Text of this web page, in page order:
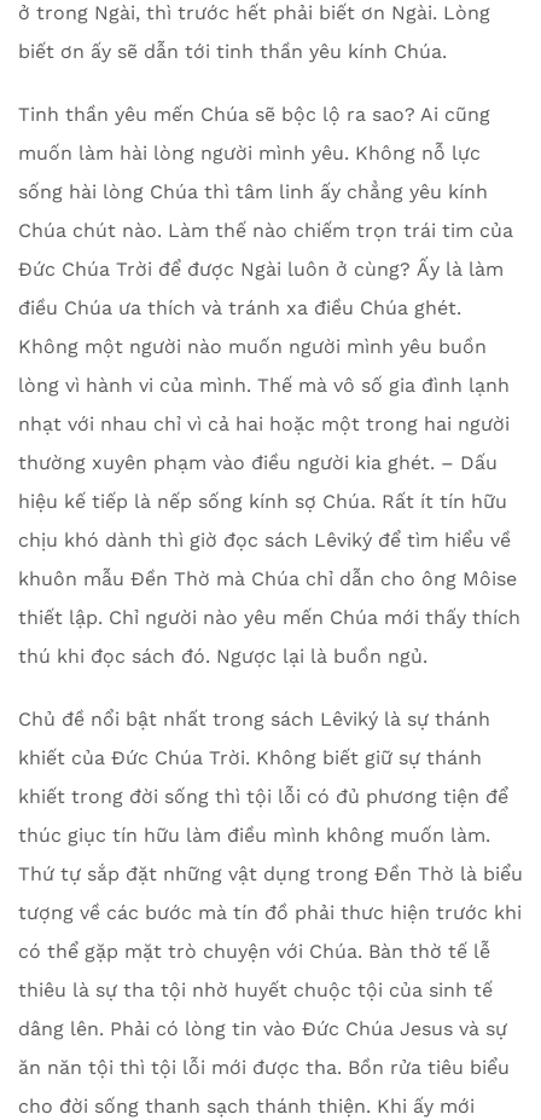
ở trong Ngài, thì trước hết phải biết ơn Ngài. Lòng
biết ơn ấy sẽ dẫn tới tinh thần yêu kính Chúa.
Tinh thần yêu mến Chúa sẽ bộc lộ ra sao? Ai cũng
muốn làm hài lòng người mình yêu. Không nỗ lực
sống hài lòng Chúa thì tâm linh ấy chẳng yêu kính
Chúa chút nào. Làm thế nào chiếm trọn trái tim của
Đức Chúa Trời để được Ngài luôn ở cùng? Ấy là làm
điều Chúa ưa thích và tránh xa điều Chúa ghét.
Không một người nào muốn người mình yêu buồn
lòng vì hành vi của mình. Thế mà vô số gia đình lạnh
nhạt với nhau chỉ vì cả hai hoặc một trong hai người
thường xuyên phạm vào điều người kia ghét. – Dấu
hiệu kế tiếp là nếp sống kính sợ Chúa. Rất ít tín hữu
chịu khó dành thì giờ đọc sách Lêviký để tìm hiểu về
khuôn mẫu Đền Thờ mà Chúa chỉ dẫn cho ông Môise
thiết lập. Chỉ người nào yêu mến Chúa mới thấy thích
thú khi đọc sách đó. Ngược lại là buồn ngủ.
Chủ đề nổi bật nhất trong sách Lêviký là sự thánh
khiết của Đức Chúa Trời. Không biết giữ sự thánh
khiết trong đời sống thì tội lỗi có đủ phương tiện để
thúc giục tín hữu làm điều mình không muốn làm.
Thứ tự sắp đặt những vật dụng trong Đền Thờ là biểu
tượng về các bước mà tín đồ phải thưc hiện trước khi
có thể gặp mặt trò chuyện với Chúa. Bàn thờ tế lễ
thiêu là sự tha tội nhờ huyết chuộc tội của sinh tế
dâng lên. Phải có lòng tin vào Đức Chúa Jesus và sự
ăn năn tội thì tội lỗi mới được tha. Bồn rửa tiêu biểu
cho đời sống thanh sạch thánh thiện. Khi ấy mới